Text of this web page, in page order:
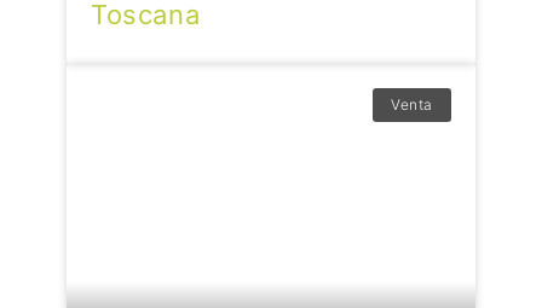
Toscana
Venta